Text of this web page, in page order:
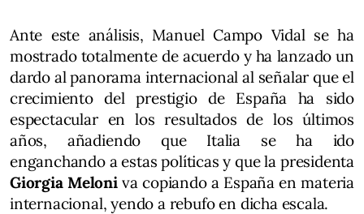
Ante este análisis, Manuel Campo Vidal se ha
mostrado totalmente de acuerdo y ha lanzado un
dardo al panorama internacional al señalar que el
crecimiento del prestigio de España ha sido
espectacular en los resultados de los últimos
años, añadiendo que Italia se ha ido
enganchando a estas políticas y que la presidenta
Giorgia Meloniva copiando a España en materia
internacional, yendo a rebufo en dicha escala.